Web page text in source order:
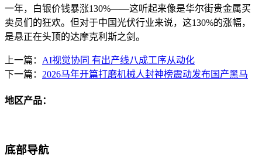
一年，白银价钱暴涨130%——这听起来像是华尔街贵金属买
卖员们的狂欢。但对于中国光伏行业来说，这130%的涨幅，
是悬正在头顶的达摩克利斯之剑。
上一篇： AI视觉协同 有出产线八成工序从动化
下一篇： 2026马年开篇打磨机械人封神榜震动发布国产黑马
地区产品：
底部导航